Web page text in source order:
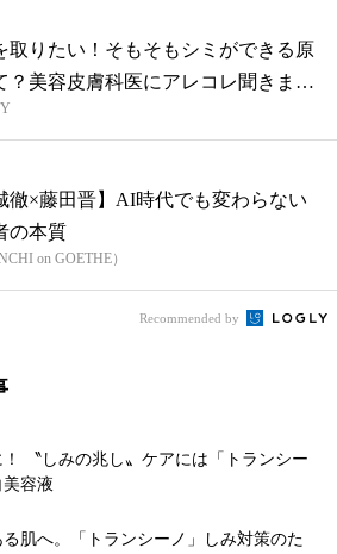
取りたい！そもそもシミができる原
？美容皮膚科医にアレコレ聞きまし
徹×藤田晋】AI時代でも変わらない
の本質
on GOETHE）
Recommended by
！ 〝しみの兆し〟ケアには「トランシー
美容液
肌へ。「トランシーノ」しみ対策のた